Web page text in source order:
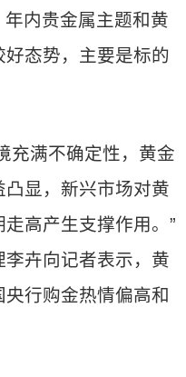
内贵金属主题和黄
态势，主要是标的
充满不确定性，黄金
显，新兴市场对黄
高产生支撑作用。”
卉向记者表示，黄
行购金热情偏高和